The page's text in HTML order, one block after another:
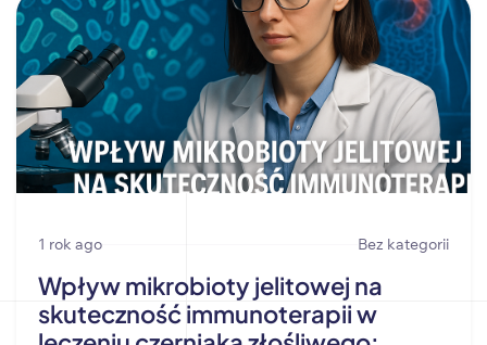
1 rok ago Bez kategorii
Wpływ mikrobioty jelitowej na
skuteczność immunoterapii w